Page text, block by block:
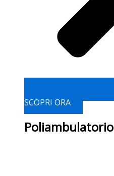
SCOPRI ORA
Poliambulatorio